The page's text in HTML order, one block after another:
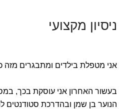
ניסיון מקצועי
אני מטפלת בילדים ומתבגרים מזה כ-20
בעשור האחרון אני עוסקת בכך,
הנוער בן שמן ובהדרכת סטודנטים